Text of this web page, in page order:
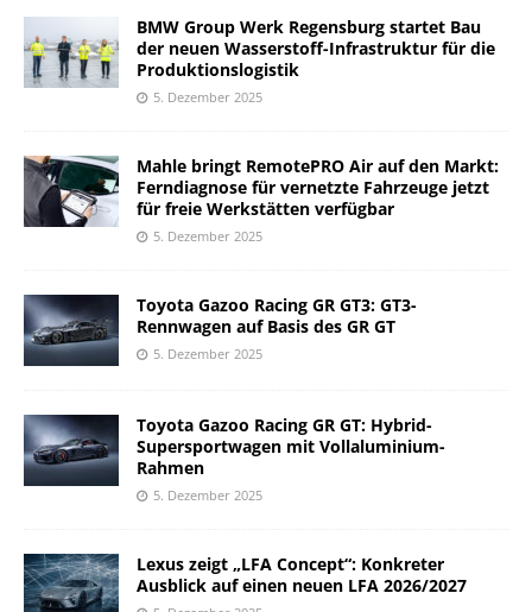
BMW Group Werk Regensburg startet Bau
der neuen Wasserstoff-Infrastruktur für die
Produktionslogistik
5. Dezember 2025
Mahle bringt RemotePRO Air auf den Markt:
Ferndiagnose für vernetzte Fahrzeuge jetzt
für freie Werkstätten verfügbar
5. Dezember 2025
Toyota Gazoo Racing GR GT3: GT3-
Rennwagen auf Basis des GR GT
5. Dezember 2025
Toyota Gazoo Racing GR GT: Hybrid-
Supersportwagen mit Vollaluminium-
Rahmen
5. Dezember 2025
Lexus zeigt „LFA Concept“: Konkreter
Ausblick auf einen neuen LFA 2026/2027